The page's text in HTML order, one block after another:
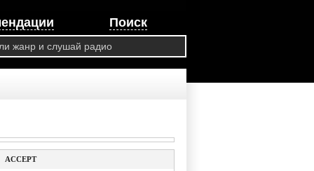
Поиск
ACCEPT